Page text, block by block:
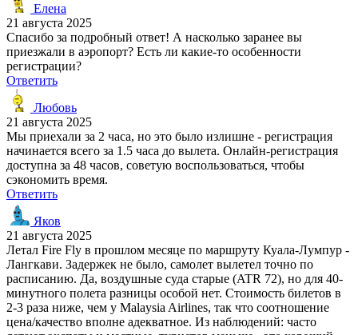
Елена
21 августа 2025
Спасибо за подробный ответ! А насколько заранее вы
приезжали в аэропорт? Есть ли какие-то особенности
регистрации?
Ответить
Любовь
21 августа 2025
Мы приехали за 2 часа, но это было излишне - регистрация
начинается всего за 1.5 часа до вылета. Онлайн-регистрация
доступна за 48 часов, советую воспользоваться, чтобы
сэкономить время.
Ответить
Яков
21 августа 2025
Летал Fire Fly в прошлом месяце по маршруту Куала-Лумпур -
Лангкави. Задержек не было, самолет вылетел точно по
расписанию. Да, воздушные суда старые (ATR 72), но для 40-
минутного полета разницы особой нет. Стоимость билетов в
2-3 раза ниже, чем у Malaysia Airlines, так что соотношение
цена/качество вполне адекватное. Из наблюдений: часто